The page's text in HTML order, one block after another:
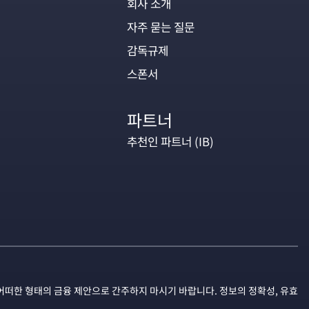
회사 소개
자주 묻는 질문
감독규제
스폰서
파트너
추천인 파트너 (IB)
한 형태의 금융 제안으로 간주하지 마시기 바랍니다. 정보의 정확성, 유효